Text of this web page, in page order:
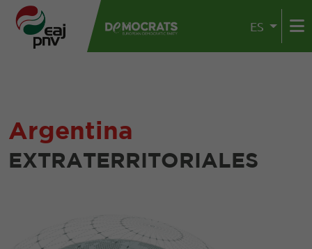
ES
Argentina
EXTRATERRITORIALES